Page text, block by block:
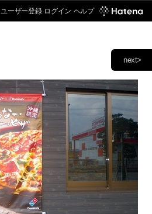
ユーザー登録 ログイン ヘルプ
next>